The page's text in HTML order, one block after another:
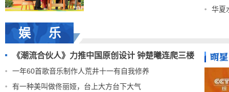
华夏
娱 乐
《潮流合伙人》力推中国原创设计 钟楚曦连爬三楼
一年60首歌音乐制作人荒井十一有自我修养
有一种美叫做佟丽娅，台上大方台下大气